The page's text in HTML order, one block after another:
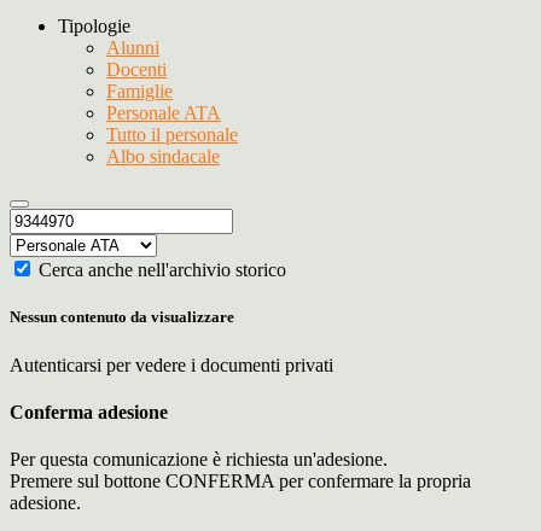
Tipologie
Alunni
Docenti
Famiglie
Personale ATA
Tutto il personale
Albo sindacale
Cerca anche nell'archivio storico
Nessun contenuto da visualizzare
Autenticarsi per vedere i documenti privati
Conferma adesione
Per questa comunicazione è richiesta un'adesione.
Premere sul bottone CONFERMA per confermare la propria
adesione.